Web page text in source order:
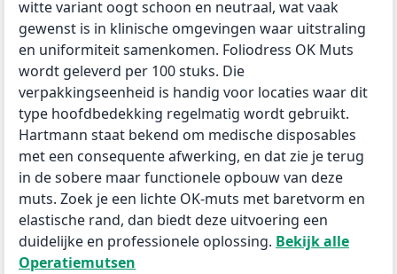
witte variant oogt schoon en neutraal, wat vaak
gewenst is in klinische omgevingen waar uitstraling
en uniformiteit samenkomen. Foliodress OK Muts
wordt geleverd per 100 stuks. Die
verpakkingseenheid is handig voor locaties waar dit
type hoofdbedekking regelmatig wordt gebruikt.
Hartmann staat bekend om medische disposables
met een consequente afwerking, en dat zie je terug
in de sobere maar functionele opbouw van deze
muts. Zoek je een lichte OK-muts met baretvorm en
elastische rand, dan biedt deze uitvoering een
duidelijke en professionele oplossing. Bekijk alle
Operatiemutsen